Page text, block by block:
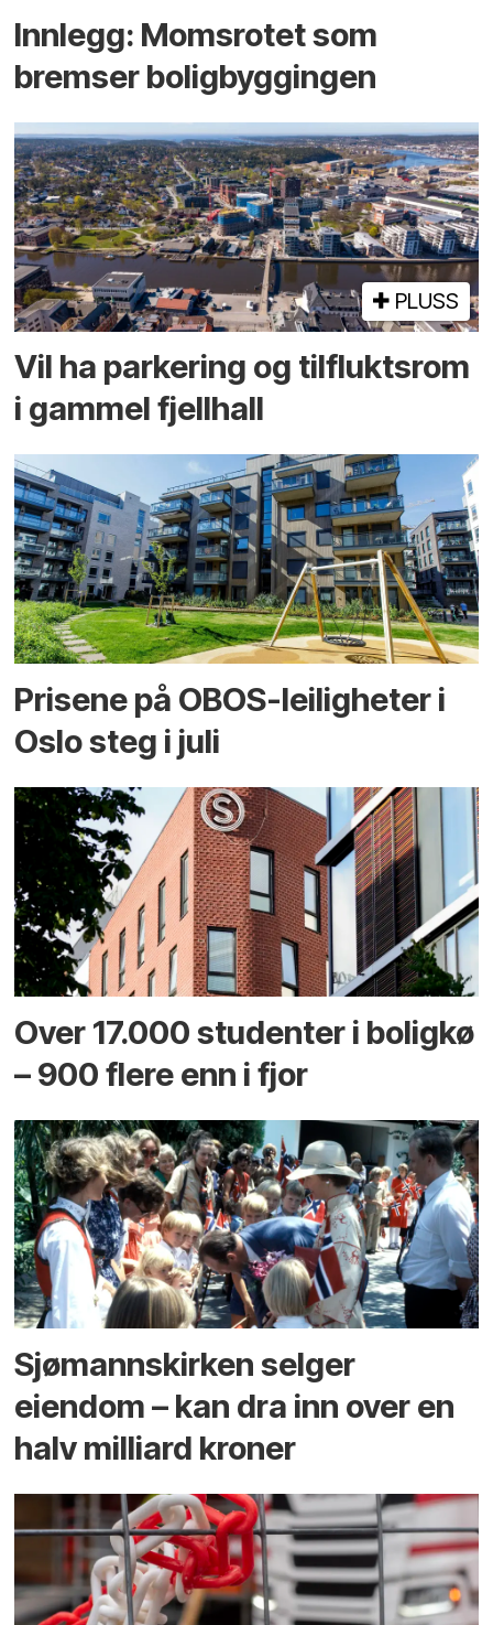
Innlegg: Moms­rotet som
bremser bolig­byggingen
PLUSS
Vil ha parkering og tilflukts­rom
i gammel fjellhall
Prisene på OBOS-leiligheter i
Oslo steg i juli
Over 17.000 studenter i boligkø
– 900 flere enn i fjor
Sjømannskirken selger
eiendom – kan dra inn over en
halv milliard kroner